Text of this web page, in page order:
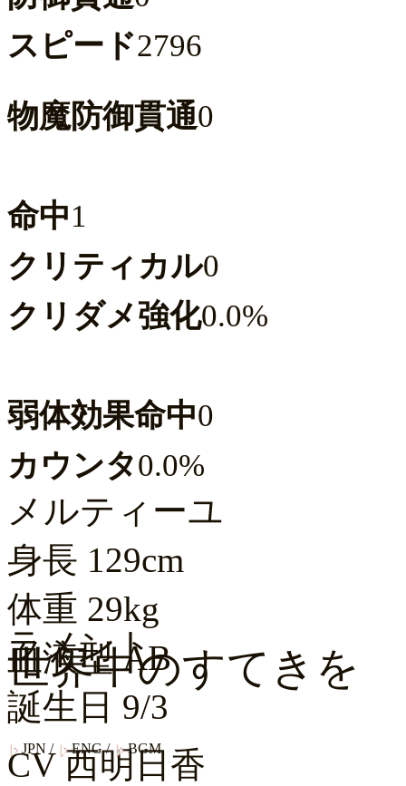
スピード2796
物魔防御貫通0
命中1
クリティカル0
クリダメ強化0.0%
弱体効果命中0
カウンタ0.0%
メルティーユ
身長 129cm
体重 29kg
血液型 AB
誕生日 9/3
ラメント
世界中のすてきを
JPN / ENG/ BGM
CV 西明日香